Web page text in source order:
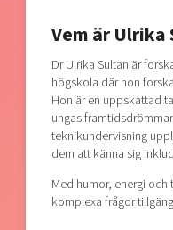
Vem är Ulrika
Dr Ulrika Sultan är
högskola där hon
Hon är en uppskattad
ungas
teknikundervisning
dem att känna sig
Med humor, energi
komplexa frågor